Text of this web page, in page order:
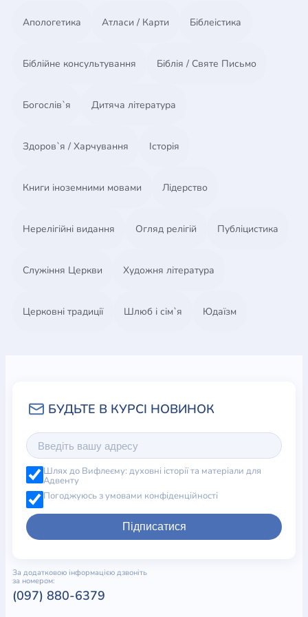
высказывает свое обоснованное мнение.
Апологетика Атласи / Карти Біблеістика
Біблійне консультування Біблія / Святе Письмо
Богослів`я Дитяча література
Здоров`я / Харчування Історія
Книги іноземними мовами Лідерство
Нерелігійні видання Огляд релігій Публіцистика
Служіння Церкви Художня література
Церковні традиції Шлюб і сім`я Юдаїзм
Шлях до Вифлеєму: духовні історії та матеріали для
Адвенту
Погоджуюсь з умовами конфіденційності
Підписатися
За додатковою інформацією дзвоніть
за номером:
(097) 880-6379